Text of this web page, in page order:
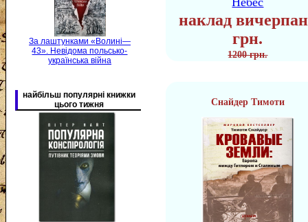
За лаштунками «Волині—
43». Невідома польсько-
українська війна
найбільш популярні книжки
цього тижня
наклад
грн.
1200 грн.
Снайдер Тимоти